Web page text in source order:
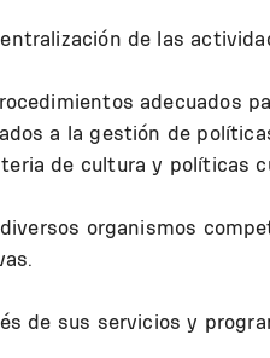
de las
adecuados
a la gestión de
de cultura y políticas
organismos
de sus servicios y